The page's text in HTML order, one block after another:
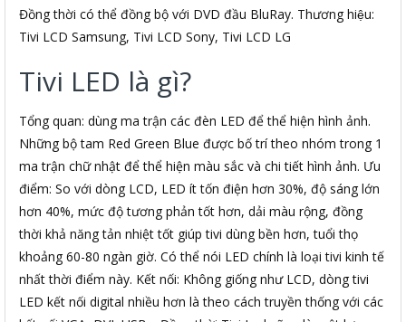
Đồng thời có thể đồng bộ với DVD đầu BluRay. Thương hiệu:
Tivi LCD Samsung, Tivi LCD Sony, Tivi LCD LG
Tivi LED là gì?
Tổng quan: dùng ma trận các đèn LED để thể hiện hình ảnh.
Những bộ tam Red Green Blue được bố trí theo nhóm trong 1
ma trận chữ nhật để thể hiện màu sắc và chi tiết hình ảnh. Ưu
điểm: So với dòng LCD, LED ít tốn điện hơn 30%, độ sáng lớn
hơn 40%, mức độ tương phản tốt hơn, dải màu rộng, đồng
thời khả năng tản nhiệt tốt giúp tivi dùng bền hơn, tuổi thọ
khoảng 60-80 ngàn giờ. Có thể nói LED chính là loại tivi kinh tế
nhất thời điểm này. Kết nối: Không giống như LCD, dòng tivi
LED kết nối digital nhiều hơn là theo cách truyền thống với các